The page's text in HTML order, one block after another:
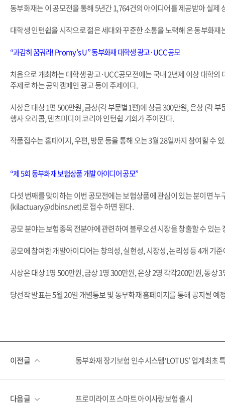
동부화재는 이 공모전을 통해 5년간 1,764건의 아이디어를 제공받아 실
대학생 인턴쉽을 시작으로 젊은 세대와 꾸준한 소통을 노력해 온 동부화
“과감히 꿈궈라! Promy’s U” 동부화재 대학생 광고·UCC 공모
처음으로 개최하는 대학생 광고·UCC공모전에는 국내 2년제 이상 대학
주제로 하는 공익캠페인 광고 등이 주제이다.
시상은 대상 1편 500만원, 금상(각 부문별1편)에 상금 300만원, 은상 (각
행사 오리콤, 덴츠미디어 코리아 인턴쉽 기회가 주어진다.
작품접수는 홈페이지, 우편, 방문 등을 통해 오는 3월 28일까지 참여할
“제 5회 동부화재 보험상품 개발 아이디어 공모”
다섯 번째를 맞이하는 이번 공모전에는 보험상품에 관심이 있는 분이면
(kilactuary@dbins.net)로 접수 하면 된다.
공모 분야는 보험종목 전분야에 관련하여 블루오션 시장을 창출할 수 있
공모에 참여한 개발아이디어는 창의성, 실현성, 시장성, 논리성 등 4개 기
시상은 대상 1명 500만원, 금상 1명 300만원, 은상 2명 각각200만원, 동
당선작 발표는 5월 20일 개별통보 및 동부화재 홈페이지를 통해 공지될
이전글 동부화재 장기보험 인수시스템‘LOTUS’ 업계최초
다음글 프로미라이프 스마트 아이사랑보험 출시